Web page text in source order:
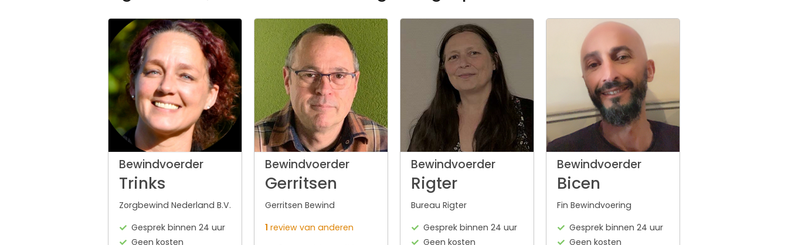
Bewindvoerder
Trinks
Zorgbewind Nederland B.V.
Gesprek binnen 24 uur
Geen kosten
Bewindvoerder
Gerritsen
Gerritsen Bewind
1 review van anderen
Bewindvoerder
Rigter
Bureau Rigter
Gesprek binnen 24 uur
Geen kosten
Bewindvoerder
Bicen
Fin Bewindvoering
Gesprek binnen 24 uur
Geen kosten